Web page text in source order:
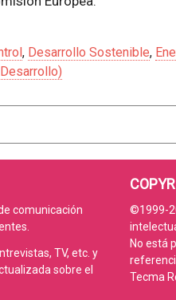
, Desarrollo Sostenible,
comunicación
TV, etc. y
sobre el
©1999-
No está
Tecma